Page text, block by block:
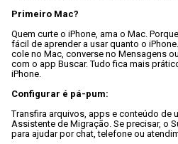
Primeiro Mac?
Quem curte o iPhone, ama o Mac.
fácil de aprender a usar quanto o
cole no Mac, converse no Mensagens
com o app Buscar. Tudo fica mais
iPhone.
Configurar é pá-pum:
Transfira arquivos, apps e conteúdo de
Assistente de Migração. Se precisar, o
para ajudar por chat, telefone ou